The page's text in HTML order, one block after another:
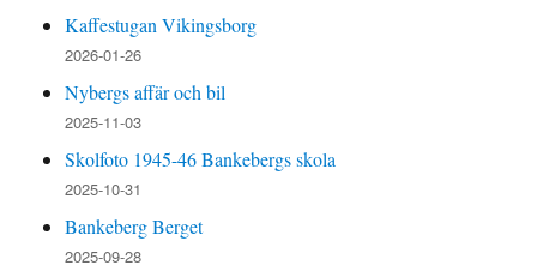
Kaffestugan Vikingsborg
2026-01-26
Nybergs affär och bil
2025-11-03
Skolfoto 1945-46 Bankebergs skola
2025-10-31
Bankeberg Berget
2025-09-28